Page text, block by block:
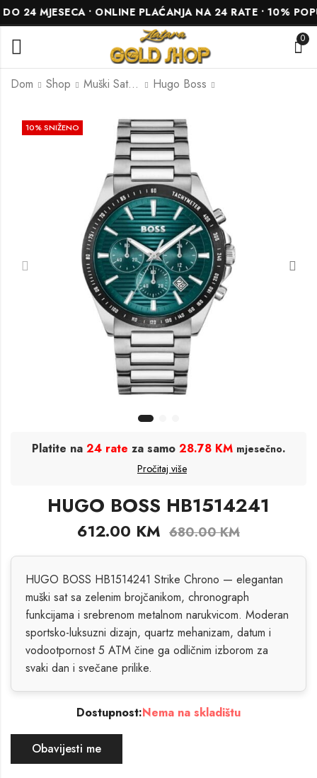
MJESECA • ONLINE PLAĆANJA NA 24 RATE • 10%
0
Dom Shop Muški Satovi Hugo Boss
10% SNIŽENO
Platite na 24 rate za samo 28.78 KM mjesečno.
Pročitaj više
HUGO BOSS HB1514241
612.00 KM 680.00KM
HUGO BOSS HB1514241 Strike Chrono — elegantan
muški sat sa zelenim brojčanikom, chronograph
funkcijama i srebrenom metalnom narukvicom. Moderan
sportsko-luksuzni dizajn, quartz mehanizam, datum i
vodootpornost 5 ATM čine ga odličnim izborom za
svaki dan i svečane prilike.
Dostupnost:Nema na skladištu
Obavijesti me